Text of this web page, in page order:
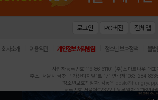
로그인 PC버전 전체앱
회사소개 이용약관 개인정보 처리방침 청소년 보호정책 불
사업자등록번호:119-86-61101 (주)스마트나우 대표
주소: 서울시 금천구 가산디지털1로 171 연락처:063-284-
청소년보호책임자:김동욱
등록번호:서울아02322 | 등록일자:2016년4
발행인:(주)스마트나우 송현두 | 편집인:김